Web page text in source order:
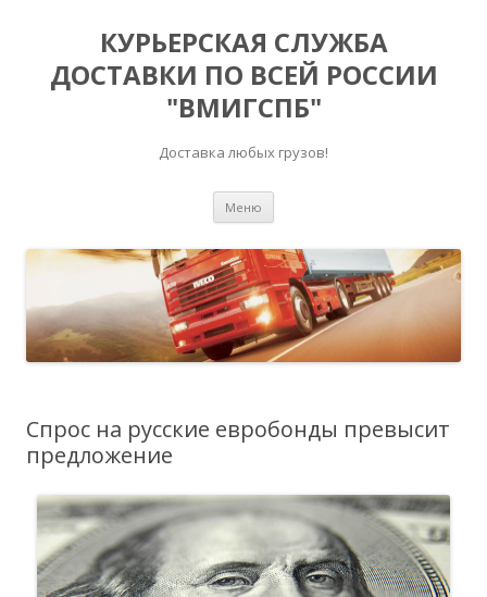
КУРЬЕРСКАЯ СЛУЖБА
ДОСТАВКИ ПО ВСЕЙ РОССИИ
"ВМИГСПБ"
Доставка любых грузов!
Меню
Спрос на русские евробонды превысит
предложение